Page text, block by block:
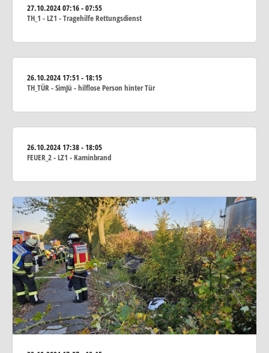
27.10.202407:16 - 07:55
TH_1 - LZ1 - Tragehilfe Rettungsdienst
26.10.202417:51 - 18:15
TH_TÜR - SimJü - hilflose Person hinter Tür
26.10.202417:38 - 18:05
FEUER_2 - LZ1 - Kaminbrand